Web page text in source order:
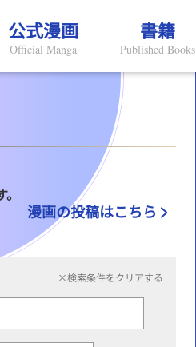
公式漫画
Official Manga
書籍
Published Books
漫画の投稿はこちら
×検索条件をクリアする